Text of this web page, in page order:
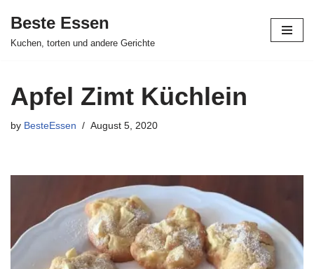
Skip
Beste Essen
Kuchen, torten und andere Gerichte
Apfel Zimt Küchlein
by BesteEssen August 5, 2020